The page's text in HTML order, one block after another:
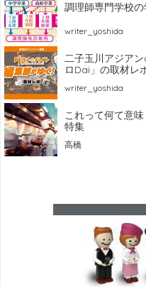
調理師専門学校の
writer_yoshida
二子玉川アジア
ロDai」の取材レ
writer_yoshida
これって何て意
特集
高橋